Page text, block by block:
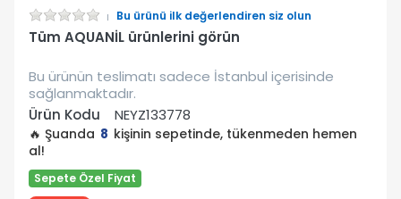
Bu ürünü ilk değerlendiren siz olun
Tüm AQUANİL ürünlerini görün
Bu ürünün teslimatı sadece İstanbul içerisinde
sağlanmaktadır.
Ürün Kodu
NEYZ133778
🔥 Şuanda 8 kişinin sepetinde, tükenmeden hemen
al!
Sepete Özel Fiyat